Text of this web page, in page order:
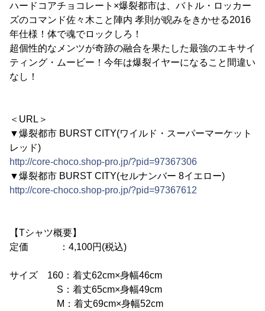
ハードコアチョコレート×爆裂都市は、バトル・ロッカー
ズのコマンド佐々木こと陣内 孝則が睨みをきかせる2016
年仕様！体で魂でロックしろ！
超個性的なメンツが奇跡の融合を果たした最強のエキサイ
ティング・ムービー！今年は爆裂イヤーになること間違い
なし！
＜URL＞
▼爆裂都市 BURST CITY(ワイルド・スーパーマーケット
レッド)
http://core-choco.shop-pro.jp/?pid=97367306
▼爆裂都市 BURST CITY(セルナンバー 8イエロー)
http://core-choco.shop-pro.jp/?pid=97367612
【Tシャツ概要】
定価 ：4,100円(税込)
サイズ 160：着丈62cm×身幅46cm
S：着丈65cm×身幅49cm
M：着丈69cm×身幅52cm